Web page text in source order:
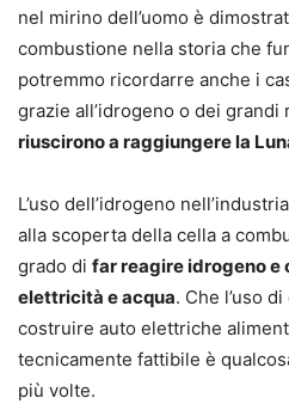
nel mirino dell’uomo è
combustione nella storia che
potremmo ricordarre anche i
grazie all’idrogeno o dei grandi
riuscirono a raggiungere la
L’uso dell’idrogeno
alla scoperta della cella a
grado di far reagire idrogeno e
elettricità e acqua. Che l’uso
costruire auto elettriche
tecnicamente fattibile è
più volte.